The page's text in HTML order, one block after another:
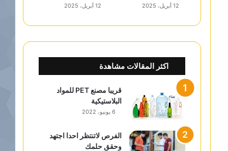
12 أبريل، 2025 12 أبريل، 2025
اكثر المقالات مشاهدة
قريبا مصنع PET للمواد
البلاستيكية
6 يونيو، 2022
الفرص لاتنتظر احدا اجتهد
وحقق حلمك